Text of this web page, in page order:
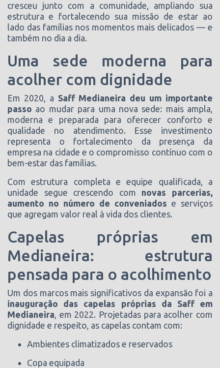
cresceu junto com a comunidade, ampliando sua
estrutura e fortalecendo sua missão de estar ao
lado das famílias nos momentos mais delicados — e
também no dia a dia.
Uma sede moderna para
acolher com dignidade
Em 2020, a Saff Medianeira deu um importante
passo ao mudar para uma nova sede: mais ampla,
moderna e preparada para oferecer conforto e
qualidade no atendimento. Esse investimento
representa o fortalecimento da presença da
empresa na cidade e o compromisso contínuo com o
bem-estar das famílias.
Com estrutura completa e equipe qualificada, a
unidade segue crescendo com novas parcerias,
aumento no número de conveniados e serviços
que agregam valor real à vida dos clientes.
Capelas próprias em
Medianeira: estrutura
pensada para o acolhimento
Um dos marcos mais significativos da expansão foi a
inauguração das capelas próprias da Saff em
Medianeira, em 2022. Projetadas para acolher com
dignidade e respeito, as capelas contam com:
Ambientes climatizados e reservados
Copa equipada